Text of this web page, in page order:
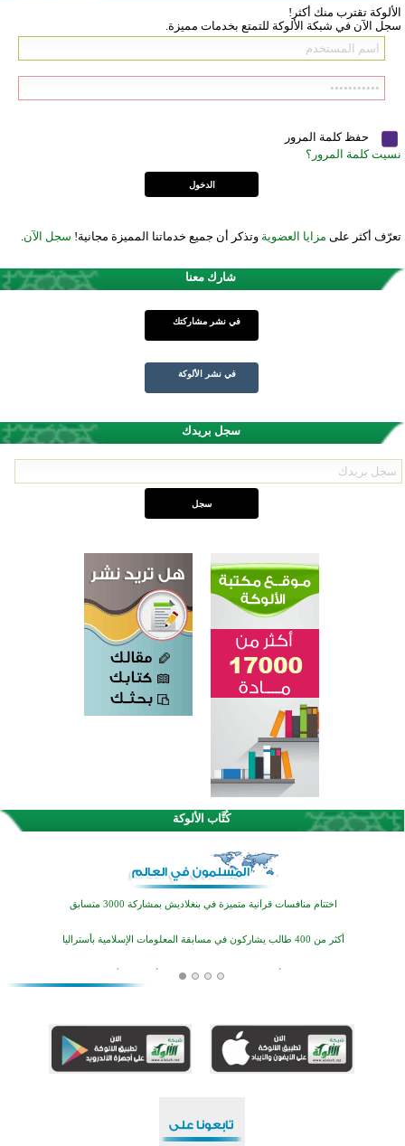
الألوكة تقترب منك أكثر!
سجل الآن في شبكة الألوكة للتمتع بخدمات مميزة.
حفظ كلمة المرور
نسيت كلمة المرور؟
تعرّف أكثر على مزايا العضوية وتذكر أن جميع خدماتنا المميزة مجانية! سجل الآن.
شارك معنا
في نشر مشاركتك
في نشر الألوكة
سجل بريدك
كُتَّاب الألوكة
اختتام الدورة التاسعة لمسابقة حفظ وتلاوة القرآن الكريم في أزناكاييف
تيسليتش تختتم برنامجا تعليميا لتعزيز القيم وبناء الشخصية للشباب المسلمين
اختتام منافسات قرآنية متميزة في بنغلاديش بمشاركة 3000 متسابق
أكثر من 400 طالب يشاركون في مسابقة المعلومات الإسلامية بأستراليا
افتتاح تاريخي لأول مسجد في بلييفليا بالجبل الأسود منذ أكثر من قرن
أكبر مشروع إسلامي في ريف أستراليا يفتتح أبوابه بعد سنوات من العمل والعطاء